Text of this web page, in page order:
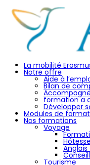
La mobilité
Notre offre
Aide à
Bilan de
formation a
Développer
Modules de
Nos formations
Voyage
Tourisme